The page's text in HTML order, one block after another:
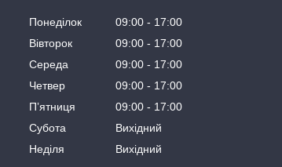
Понеділок 09:00
17:00
Вівторок
09:00
17:00
Середа
09:00
17:00
Четвер
09:00
17:00
Пʼятниця
09:00
17:00
Субота
Вихідний
Неділя
Вихідний